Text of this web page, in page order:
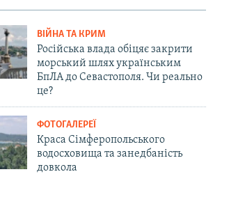
ВІЙНА ТА КРИМ
Російська влада обіцяє закрити
морський шлях українським
БпЛА до Севастополя. Чи реально
це?
ФОТОГАЛЕРЕЇ
Краса Сімферопольського
водосховища та занедбаність
довкола